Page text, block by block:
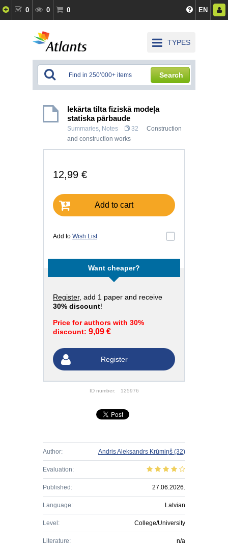
0 0 0 EN
TYPES
Search
Iekārta tilta fiziskā modeļa
statiska pārbaude
Summaries, Notes 32
Construction
and construction works
12,99 €
Add to cart
Add to Wish List
Want cheaper?
Register, add 1 paper and receive
30% discount!
Price for authors with 30%
discount: 9,09 €
Register
ID number: 125976
Author: Andris Aleksandrs Krūmiņš (32)
Evaluation:
Published: 27.06.2026.
Language: Latvian
Level: College/University
Literature: n/a